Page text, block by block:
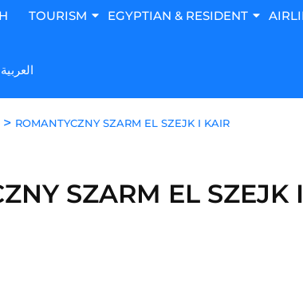
TOURISM EGYPTIAN & RESIDENT
العربية
> ROMANTYCZNY SZARM EL SZEJK I KAIR
SZARM EL SZEJK I